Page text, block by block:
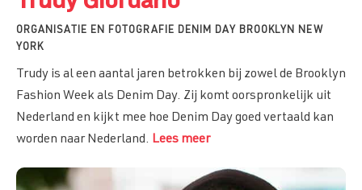
ORGANISATIE EN FOTOGRAFIE DENIM DAY BROOKLYN NEW
YORK
Trudy is al een aantal jaren betrokken bij zowel de Brooklyn
Fashion Week als Denim Day. Zij komt oorspronkelijk uit
Nederland en kijkt mee hoe Denim Day goed vertaald kan
worden naar Nederland. Lees meer